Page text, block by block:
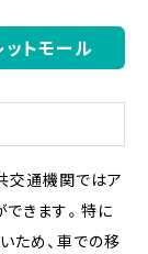
トモール
交通機関ではア
きます。特に
ため、車での移